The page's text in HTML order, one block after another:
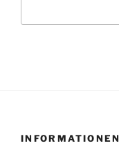
INFORMATIONEN